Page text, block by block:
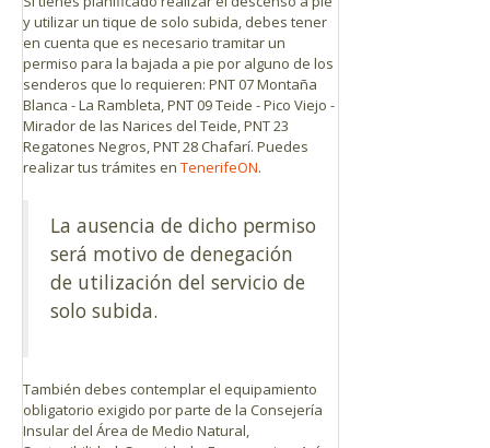
y utilizar un tique de solo subida, debes tener
en cuenta que es necesario tramitar un
permiso para la bajada a pie por alguno de los
senderos que lo requieren: PNT 07 Montaña
Blanca - La Rambleta, PNT 09 Teide - Pico Viejo -
Mirador de las Narices del Teide, PNT 23
Regatones Negros, PNT 28 Chafarí. Puedes
realizar tus trámites en TenerifeON.
La ausencia de dicho permiso
será motivo de denegación
de utilización del servicio de
solo subida.
También debes contemplar el equipamiento
obligatorio exigido por parte de la Consejería
Insular del Área de Medio Natural,